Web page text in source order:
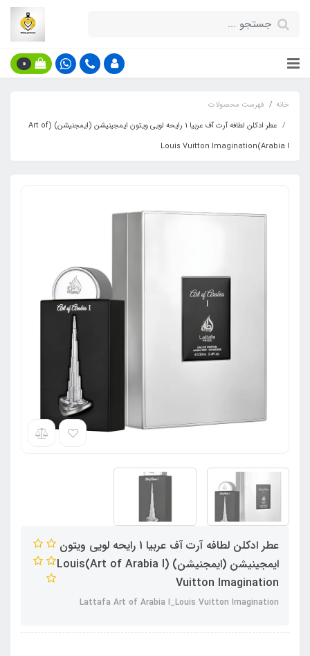
0
خانه
فهرست محصولات
عطر ادکلن لطافه آرت آف عربیا 1 رایحه لویی ویتون ایمجینیشن (ایمجنیشن) (Art of
Arabia I)Louis Vuitton Imagination
عطر ادکلن لطافه آرت آف عربیا 1 رایحه لویی ویتون
ایمجینیشن (ایمجنیشن) (Art of Arabia I)Louis
Vuitton Imagination
Lattafa Art of Arabia I_Louis Vuitton Imagination